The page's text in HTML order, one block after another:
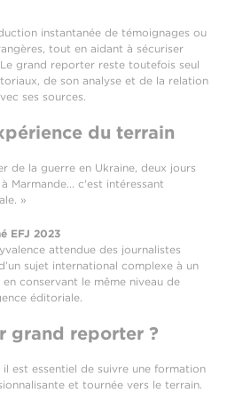
instantanée de témoignages ou
tout en aidant à sécuriser
grand reporter reste toutefois seul
de son analyse et de la relation
ses sources.
du terrain
de la guerre en Ukraine, deux jours
Marmande... c'est intéressant
»
EFJ 2023
attendue des journalistes
sujet international complexe à un
conservant le même niveau de
éditoriale.
grand reporter ?
il est essentiel de suivre une formation
et tournée vers le terrain.